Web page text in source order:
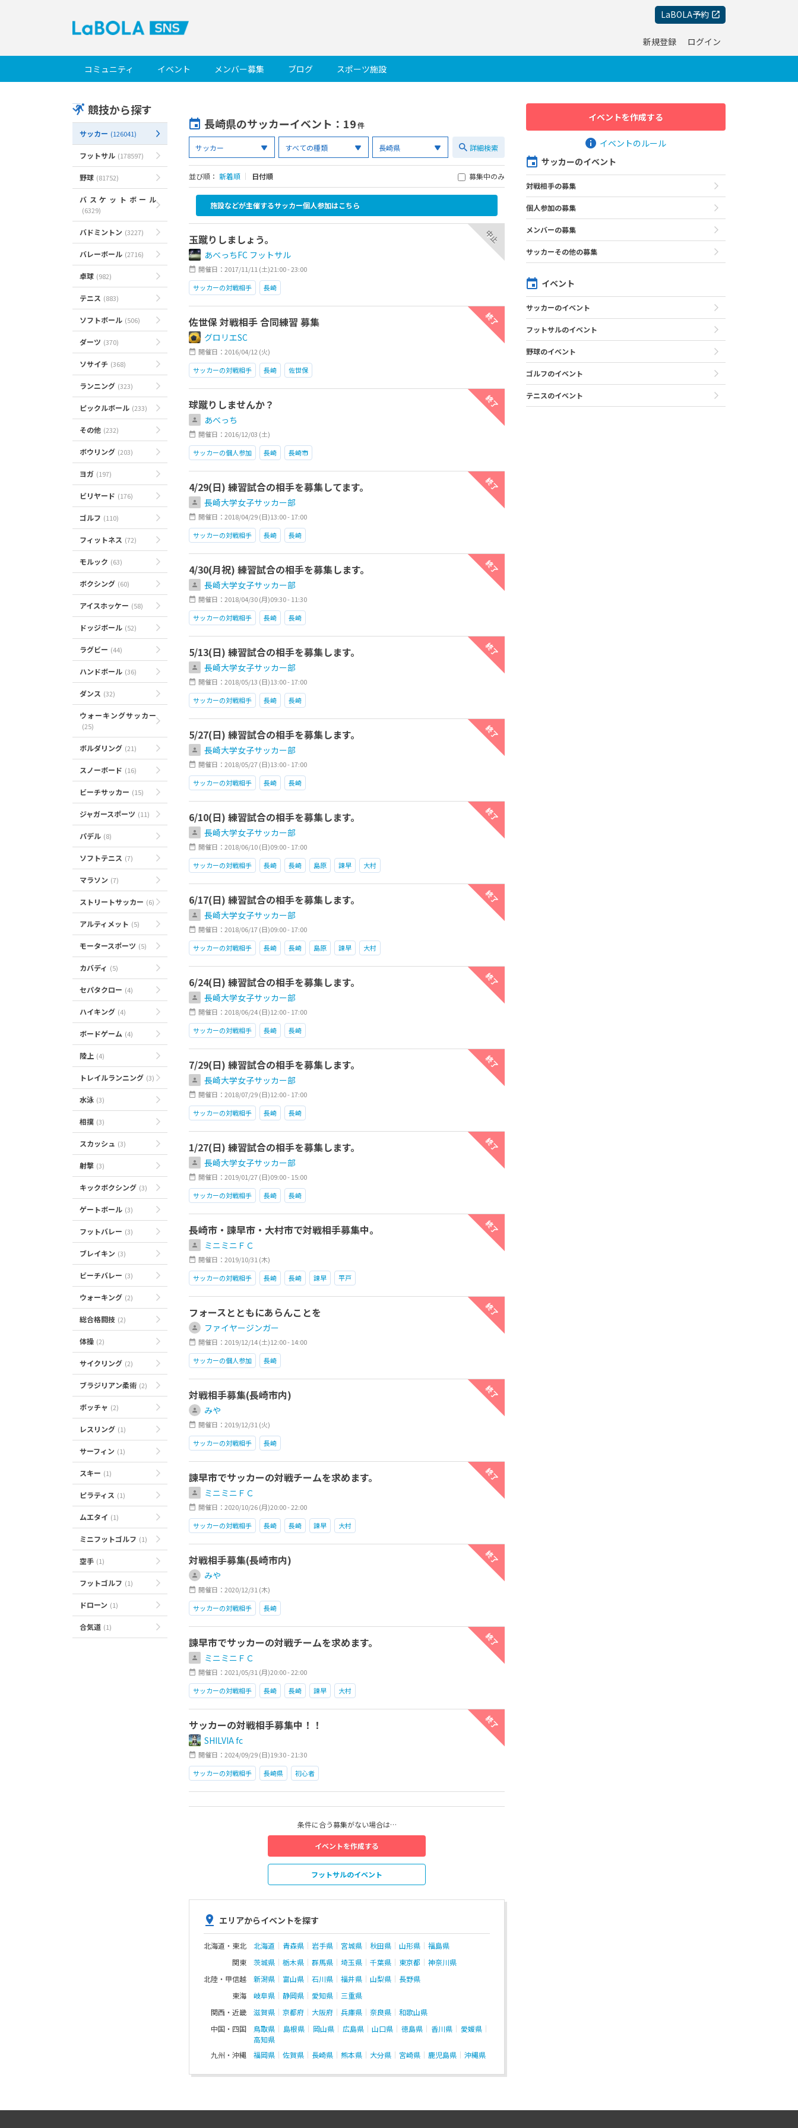
LaBOLA予約
新規登録 ログイン
コミュニティ イベント メンバー募集 ブログ スポーツ施設
競技から探す
サッカー (126041)
フットサル (178597)
野球 (81752)
バスケットボール
(6329)
バドミントン (3227)
バレーボール (2716)
卓球 (982)
テニス (883)
ソフトボール (506)
ダーツ (370)
ソサイチ (368)
ランニング (323)
ピックルボール (233)
その他 (232)
ボウリング (203)
ヨガ (197)
ビリヤード (176)
ゴルフ (110)
フィットネス (72)
モルック (63)
ボクシング (60)
アイスホッケー (58)
ドッジボール (52)
ラグビー (44)
ハンドボール (36)
ダンス (32)
ウォーキングサッカー
(25)
ボルダリング (21)
スノーボード (16)
ビーチサッカー (15)
ジャガースポーツ (11)
パデル (8)
ソフトテニス (7)
マラソン (7)
ストリートサッカー (6)
アルティメット (5)
モータースポーツ (5)
カバディ (5)
セパタクロー (4)
ハイキング (4)
ボードゲーム (4)
陸上 (4)
トレイルランニング (3)
水泳 (3)
相撲 (3)
スカッシュ (3)
射撃 (3)
キックボクシング (3)
ゲートボール (3)
フットバレー (3)
ブレイキン (3)
ビーチバレー (3)
ウォーキング (2)
総合格闘技 (2)
体操 (2)
サイクリング (2)
ブラジリアン柔術 (2)
ボッチャ (2)
レスリング (1)
サーフィン (1)
スキー (1)
ピラティス (1)
ムエタイ (1)
ミニフットゴルフ (1)
空手 (1)
フットゴルフ (1)
ドローン (1)
合気道 (1)
長崎県のサッカーイベント ：19件
詳細検索
並び順： 新着順 ｜ 日付順 募集中のみ
施設などが主催するサッカー個人参加はこちら
玉蹴りしましょう。
あべっちFC フットサル
中止
開催日：2017/11/11 (土)21:00 - 23:00
サッカーの対戦相手
長崎
佐世保 対戦相手 合同練習 募集
グロリエSC
終了
開催日：2016/04/12 (火)
サッカーの対戦相手
長崎 佐世保
球蹴りしませんか？
あべっち
終了
開催日：2016/12/03 (土)
サッカーの個人参加
長崎 長崎市
4/29(日) 練習試合の相手を募集してます。
長崎大学女子サッカー部
終了
開催日：2018/04/29 (日)13:00 - 17:00
サッカーの対戦相手
長崎 長崎
4/30(月祝) 練習試合の相手を募集します。
長崎大学女子サッカー部
終了
開催日：2018/04/30 (月)09:30 - 11:30
サッカーの対戦相手
長崎 長崎
5/13(日) 練習試合の相手を募集します。
長崎大学女子サッカー部
終了
開催日：2018/05/13 (日)13:00 - 17:00
サッカーの対戦相手
長崎 長崎
5/27(日) 練習試合の相手を募集します。
長崎大学女子サッカー部
終了
開催日：2018/05/27 (日)13:00 - 17:00
サッカーの対戦相手
長崎 長崎
6/10(日) 練習試合の相手を募集します。
長崎大学女子サッカー部
終了
開催日：2018/06/10 (日)09:00 - 17:00
サッカーの対戦相手
長崎 長崎 島原 諫早 大村
6/17(日) 練習試合の相手を募集します。
長崎大学女子サッカー部
終了
開催日：2018/06/17 (日)09:00 - 17:00
サッカーの対戦相手
長崎 長崎 島原 諫早 大村
6/24(日) 練習試合の相手を募集します。
長崎大学女子サッカー部
終了
開催日：2018/06/24 (日)12:00 - 17:00
サッカーの対戦相手
長崎 長崎
7/29(日) 練習試合の相手を募集します。
長崎大学女子サッカー部
終了
開催日：2018/07/29 (日)12:00 - 17:00
サッカーの対戦相手
長崎 長崎
1/27(日) 練習試合の相手を募集します。
長崎大学女子サッカー部
終了
開催日：2019/01/27 (日)09:00 - 15:00
サッカーの対戦相手
長崎 長崎
長崎市・諫早市・大村市で対戦相手募集中。
ミニミニＦＣ
終了
開催日：2019/10/31 (木)
サッカーの対戦相手
長崎 長崎 諫早 平戸
フォースとともにあらんことを
ファイヤージンガー
終了
開催日：2019/12/14 (土)12:00 - 14:00
サッカーの個人参加
長崎
対戦相手募集(長崎市内)
みや
終了
開催日：2019/12/31 (火)
サッカーの対戦相手
長崎
諫早市でサッカーの対戦チームを求めます。
ミニミニＦＣ
終了
開催日：2020/10/26 (月)20:00 - 22:00
サッカーの対戦相手
長崎 長崎 諫早 大村
対戦相手募集(長崎市内)
みや
終了
開催日：2020/12/31 (木)
サッカーの対戦相手
長崎
諫早市でサッカーの対戦チームを求めます。
ミニミニＦＣ
終了
開催日：2021/05/31 (月)20:00 - 22:00
サッカーの対戦相手
長崎 長崎 諫早 大村
サッカーの対戦相手募集中！！
SHILVIA fc
終了
開催日：2024/09/29 (日)19:30 - 21:30
サッカーの対戦相手
長崎県 初心者
条件に合う募集がない場合は…
イベントを作成する
フットサルのイベント
エリアからイベントを探す
北海道・東北 北海道 青森県 岩手県 宮城県 秋田県 山形県
福島県
関東
茨城県 栃木県 群馬県 埼玉県 千葉県 東京都
神奈川県
北陸・甲信越
新潟県 富山県 石川県 福井県 山梨県
長野県
東海
岐阜県 静岡県 愛知県
三重県
関西・近畿
滋賀県 京都府 大阪府 兵庫県 奈良県
和歌山県
中国・四国
鳥取県 島根県 岡山県 広島県 山口県 徳島県 香川県
愛媛県
高知県
九州・沖縄
福岡県 佐賀県 長崎県 熊本県 大分県 宮崎県 鹿児島県 沖縄県
イベントを作成する
イベントのルール
サッカーのイベント
対戦相手の募集
個人参加の募集
メンバーの募集
サッカーその他の募集
イベント
サッカーのイベント
フットサルのイベント
野球のイベント
ゴルフのイベント
テニスのイベント